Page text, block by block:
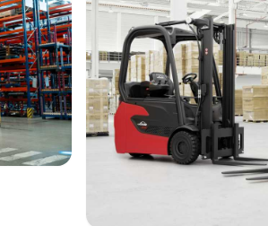
rådgivningen om
afsæt i et samlet Terberg
distributionscentre og
RoRo-havne,
håndtering af skiftelad.